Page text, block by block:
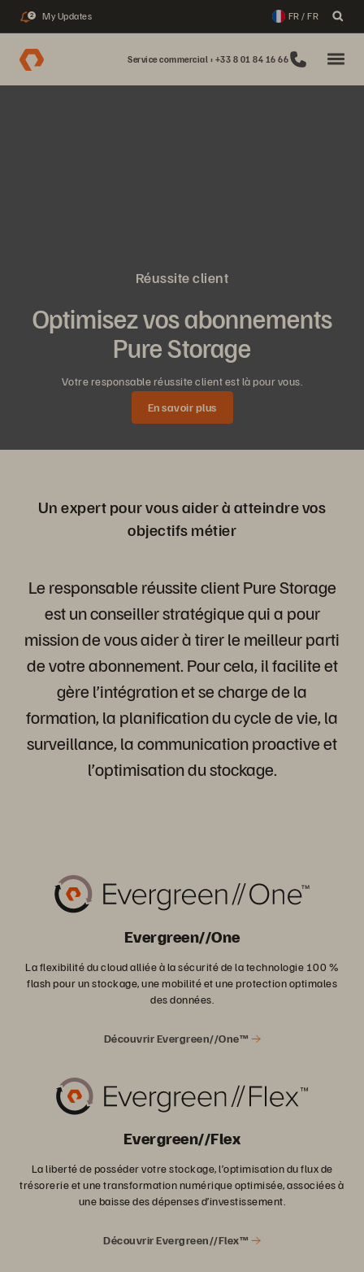
2 My Updates FR / FR
Service commercial : +33 8 01 84 16 66
Réussite client
Optimisez vos abonnements
Pure Storage
Votre responsable réussite client est là pour vous.
En savoir plus
Un expert pour vous aider à atteindre vos
objectifs métier
Le responsable réussite client Pure Storage
est un conseiller stratégique qui a pour
mission de vous aider à tirer le meilleur parti
de votre abonnement. Pour cela, il facilite et
gère l’intégration et se charge de la
formation, la planification du cycle de vie, la
surveillance, la communication proactive et
l’optimisation du stockage.
Evergreen//One
La flexibilité du cloud alliée à la sécurité de la technologie 100 %
flash pour un stockage, une mobilité et une protection optimales
des données.
Découvrir Evergreen//One™
Evergreen//Flex
La liberté de posséder votre stockage, l’optimisation du flux de
trésorerie et une transformation numérique optimisée, associées à
une baisse des dépenses d’investissement.
Découvrir Evergreen//Flex™